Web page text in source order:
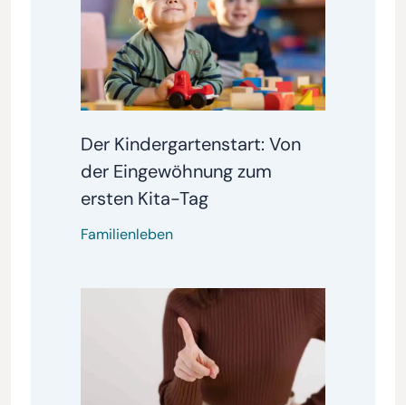
Der Kindergartenstart: Von
der Eingewöhnung zum
ersten Kita-Tag
Familienleben